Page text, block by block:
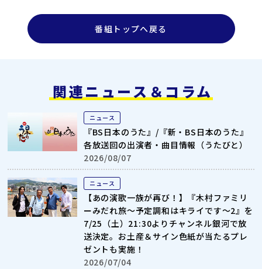
番組トップへ戻る
関連ニュース＆コラム
ニュース
『BS日本のうた』/『新・BS日本のうた』
各放送回の出演者・曲目情報（うたびと）
2026/08/07
ニュース
【あの演歌一族が再び！】『木村ファミリ
ーみだれ旅～予定調和はキライです～2』を
7/25（土）21:30よりチャンネル銀河で放
送決定。お土産＆サイン色紙が当たるプレ
ゼントも実施！
2026/07/04